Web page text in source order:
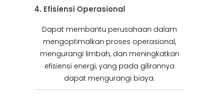
4. Efisiensi Operasional
Dapat membantu perusahaan dalam
mengoptimalkan proses operasional,
mengurangi limbah, dan meningkatkan
efisiensi energi, yang pada gilirannya
dapat mengurangi biaya.